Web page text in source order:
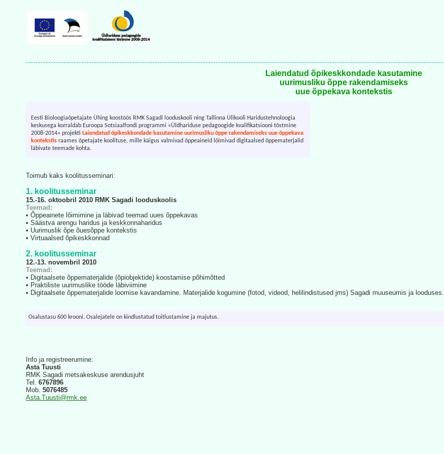
Laiendatud õpikeskkondade kasutamine
uurimusliku õppe rakendamiseks
uue õppekava kontekstis
Eesti Bioloogiaõpetajate Ühing koostöös RMK Sagadi looduskooli ning Tallinna Ülikooli Haridustehnoloogia
keskusega korraldab Euroopa Sotsiaalfondi programmi «Üldhariduse pedagoogide kvalifikatsiooni tõstmine
2008-2014» projekti Laiendatud õpikeskkondade kasutamine uurimusliku õppe rakendamiseks uue õppekava
kontekstis raames õpetajate koolituse, mille käigus valmivad õppeaineid lõimivad digitaalsed õppematerjalid
läbivate teemade kohta.
Toimub kaks koolitusseminari:
1. koolitusseminar
15.-16. oktoobril 2010 RMK Sagadi looduskoolis
Teemad:
• Õppeainete lõimimine ja läbivad teemad uues õppekavas
• Säästva arengu haridus ja keskkonnaharidus
• Uurimuslik õpe õuesõppe kontekstis
• Virtuaalsed õpikeskkonnad
2. koolitusseminar
12.-13. novembril 2010
Teemad:
• Digitaalsete õppematerjalide (õpiobjektide) koostamise põhimõtted
• Praktiliste uurimuslike tööde läbiviimine
• Digitaalsete õppematerjalide loomise kavandamine. Materjalide kogumine (fotod, videod, helilindistused jms) Sagadi muuseumis ja looduses.
Osalustasu 600 krooni. Osalejatele on kindlustatud toitlustamine ja majutus.
Info ja registreerumine:
Asta Tuusti
RMK Sagadi metsakeskuse arendusjuht
Tel. 6767896
Mob. 5076485
Asta.Tuusti@rmk.ee